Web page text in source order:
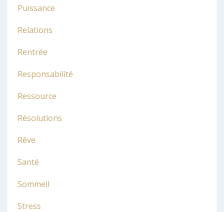
Puissance
Relations
Rentrée
Responsabilité
Ressource
Résolutions
Rêve
Santé
Sommeil
Stress